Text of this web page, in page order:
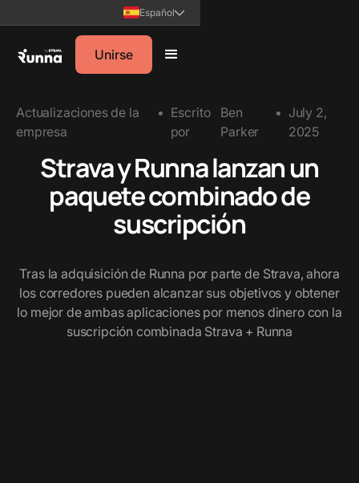
Español
Unirse
Actualizaciones de la
empresa
• Escrito
por
Ben
Parker
• July 2,
2025
Strava y Runna lanzan un
paquete combinado de
suscripción
Tras la adquisición de Runna por parte de Strava, ahora
los corredores pueden alcanzar sus objetivos y obtener
lo mejor de ambas aplicaciones por menos dinero con la
suscripción combinada Strava + Runna